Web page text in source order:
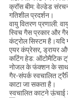
क्रॉस बीम: वेल्डेड
गतिशील प्रदर्शन।
वायु वितरण प्रणाली:
स्विच गैस प्रकार और
कंट्रोल सिस्टम है।यदि
एयर कंप्रेसर, ड्रायर
कटिंग हेड: ऑटोमैटिक
नोजल के फंक्शन के
गैर-संपर्क स्वचालित
काटा जा सकता है।
स्वचालित काटने ऊंचाई